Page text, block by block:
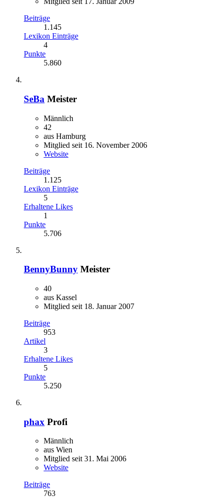
Beiträge
1.145
Lexikon Einträge
4
Punkte
5.860
SeBa Meister
Männlich
42
aus Hamburg
Mitglied seit 16. November 2006
Website
Beiträge
1.125
Lexikon Einträge
5
Erhaltene Likes
1
Punkte
5.706
BennyBunny Meister
40
aus Kassel
Mitglied seit 18. Januar 2007
Beiträge
953
Artikel
3
Erhaltene Likes
5
Punkte
5.250
phax Profi
Männlich
aus Wien
Mitglied seit 31. Mai 2006
Website
Beiträge
763